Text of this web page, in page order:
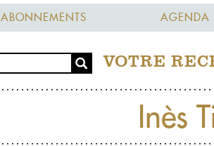
ABONNEMENTS AGENDA
VOTRE
Inès